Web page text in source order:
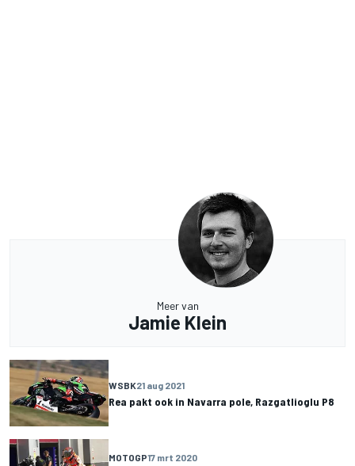
Meer van
Jamie Klein
WSBK21 aug 2021
Rea pakt ook in Navarra pole, Razgatlioglu P8
MOTOGP17 mrt 2020